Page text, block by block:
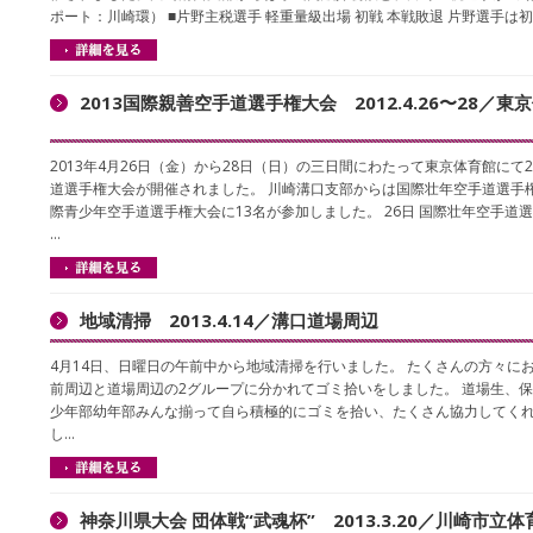
ポート：川崎環） ■片野主税選手 軽重量級出場 初戦 本戦敗退 片野選手は
2013国際親善空手道選手権大会 2012.4.26〜28／東
2013年4月26日（金）から28日（日）の三日間にわたって東京体育館にて
道選手権大会が開催されました。 川崎溝口支部からは国際壮年空手道選手
際青少年空手道選手権大会に13名が参加しました。 26日 国際壮年空手道
…
地域清掃 2013.4.14／溝口道場周辺
4月14日、日曜日の午前中から地域清掃を行いました。 たくさんの方々に
前周辺と道場周辺の2グループに分かれてゴミ拾いをしました。 道場生、
少年部幼年部みんな揃って自ら積極的にゴミを拾い、たくさん協力してく
し…
神奈川県大会 団体戦“武魂杯” 2013.3.20／川崎市立体